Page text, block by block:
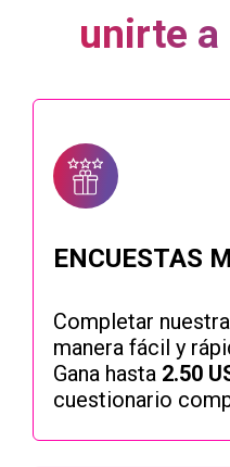
unirte a
ENCUESTAS
Completar
manera fácil y
Gana hasta 2.50
cuestionario